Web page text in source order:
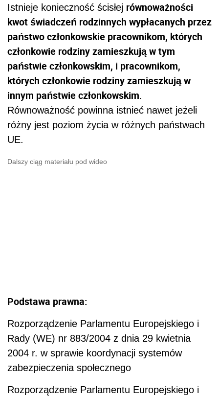
Istnieje konieczność ścisłej równoważności
kwot świadczeń rodzinnych wypłacanych przez
państwo członkowskie pracownikom, których
członkowie rodziny zamieszkują w tym
państwie członkowskim, i pracownikom,
których członkowie rodziny zamieszkują w
innym państwie członkowskim.
Równoważność powinna istnieć nawet jeżeli
różny jest poziom życia w różnych państwach
UE.
Dalszy ciąg materiału pod wideo
Podstawa prawna:
Rozporządzenie Parlamentu Europejskiego i
Rady (WE) nr 883/2004 z dnia 29 kwietnia
2004 r. w sprawie koordynacji systemów
zabezpieczenia społecznego
Rozporządzenie Parlamentu Europejskiego i